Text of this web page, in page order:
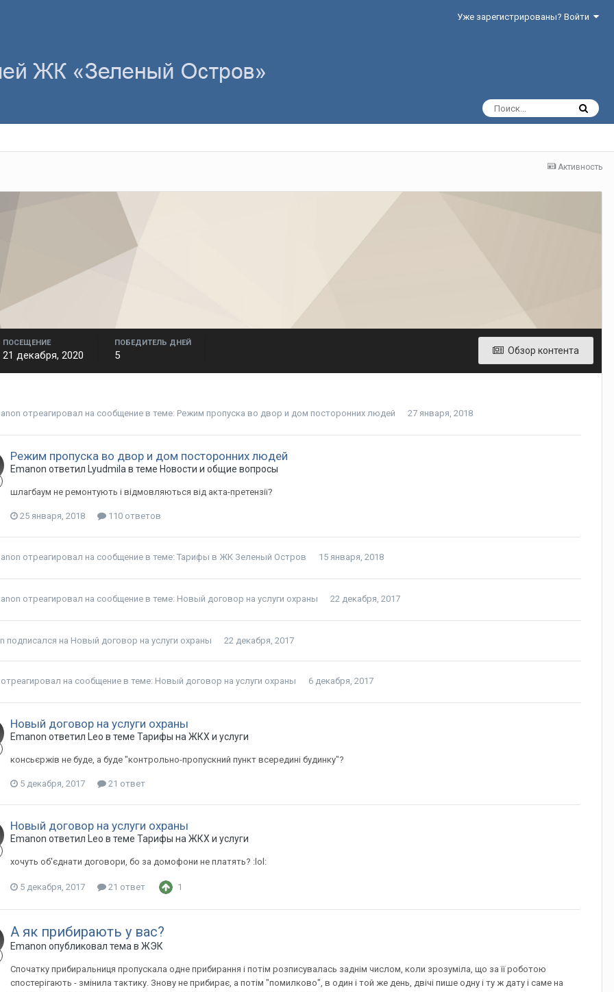
Уже зарегистрированы? Войти
Активность
Обзор контента
ПОСЕЩЕНИЕ
21 декабря, 2020
ПОБЕДИТЕЛЬ ДНЕЙ
5
отреагировал на сообщение в теме: Режим пропуска во двор и дом посторонних людей 27 января, 2018
Режим пропуска во двор и дом посторонних людей
Emanon ответил Lyudmila в теме Новости и общие вопросы
шлагбаум не ремонтують і відмовляються від акта-претензії?
25 января, 2018 110 ответов
отреагировал на сообщение в теме: Тарифы в ЖК Зеленый Остров 15 января, 2018
отреагировал на сообщение в теме: Новый договор на услуги охраны 22 декабря, 2017
подписался на Новый договор на услуги охраны 22 декабря, 2017
на сообщение в теме: Новый договор на услуги охраны 6 декабря, 2017
Новый договор на услуги охраны
Emanon ответил Leo в теме Тарифы на ЖКХ и услуги
консьєржів не буде, а буде "контрольно-пропускний пункт всередині будинку"?
5 декабря, 2017 21 ответ
Новый договор на услуги охраны
Emanon ответил Leo в теме Тарифы на ЖКХ и услуги
хочуть об'єднати договори, бо за домофони не платять? :lol:
5 декабря, 2017 21 ответ 1
А як прибирають у вас?
Emanon опубликовал тема в ЖЭК
Спочатку прибиральниця пропускала одне прибирання і потім розписувалась заднім числом, коли зрозуміла, що за її роботою
спостерігають - змінила тактику. Знову не прибирає, а потім "помилково", в один і той же день, двічі пише одну і ту ж дату і саме на